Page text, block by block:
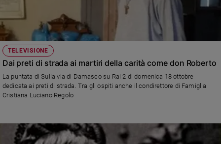
TELEVISIONE
Dai preti di strada ai martiri della carità come don Roberto
La puntata di Sulla via di Damasco su Rai 2 di domenica 18 ottobre
dedicata ai preti di strada. Tra gli ospiti anche il condirettore di Famiglia
Cristiana Luciano Regolo